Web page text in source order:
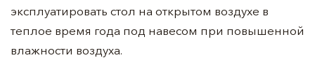
эксплуатировать стол на открытом воздухе в
теплое время года под навесом при повышенной
влажности воздуха.